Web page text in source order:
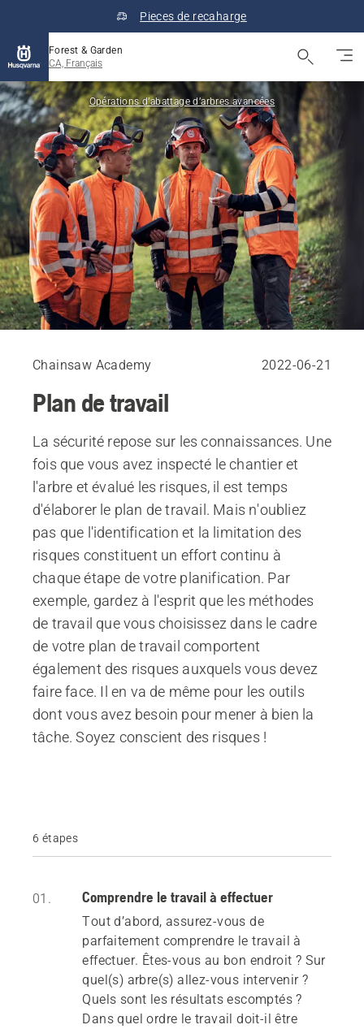
Pieces de recaharge
Forest & Garden
CA, Français
Opérations d’abattage d’arbres avancées
Chainsaw Academy 2022-06-21
Plan de travail
La sécurité repose sur les connaissances. Une
fois que vous avez inspecté le chantier et
l'arbre et évalué les risques, il est temps
d'élaborer le plan de travail. Mais n'oubliez
pas que l'identification et la limitation des
risques constituent un effort continu à
chaque étape de votre planification. Par
exemple, gardez à l'esprit que les méthodes
de travail que vous choisissez dans le cadre
de votre plan de travail comportent
également des risques auxquels vous devez
faire face. Il en va de même pour les outils
dont vous avez besoin pour mener à bien la
tâche. Soyez conscient des risques !
6 étapes
01. Comprendre le travail à effectuer
Tout d’abord, assurez-vous de
parfaitement comprendre le travail à
effectuer. Êtes-vous au bon endroit ? Sur
quel(s) arbre(s) allez-vous intervenir ?
Quels sont les résultats escomptés ?
Dans quel ordre le travail doit-il être